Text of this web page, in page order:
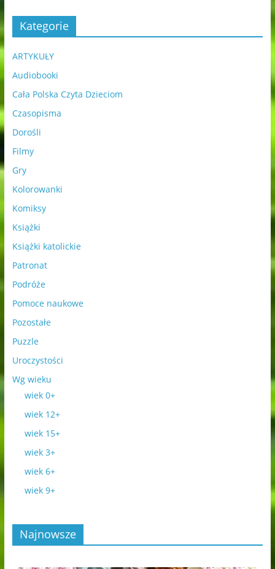
Kategorie
ARTYKUŁY
Audiobooki
Cała Polska Czyta Dzieciom
Czasopisma
Dorośli
Filmy
Gry
Kolorowanki
Komiksy
Książki
Książki katolickie
Patronat
Podróże
Pomoce naukowe
Pozostałe
Puzzle
Uroczystości
Wg wieku
wiek 0+
wiek 12+
wiek 15+
wiek 3+
wiek 6+
wiek 9+
Najnowsze